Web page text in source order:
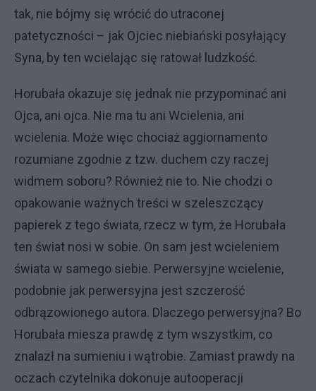
tak, nie bójmy się wrócić do utraconej
patetyczności – jak Ojciec niebiański posyłający
Syna, by ten wcielając się ratował ludzkość.
Horubała okazuje się jednak nie przypominać ani
Ojca, ani ojca. Nie ma tu ani Wcielenia, ani
wcielenia. Może więc chociaż aggiornamento
rozumiane zgodnie z tzw. duchem czy raczej
widmem soboru? Również nie to. Nie chodzi o
opakowanie ważnych treści w szeleszczący
papierek z tego świata, rzecz w tym, że Horubała
ten świat nosi w sobie. On sam jest wcieleniem
świata w samego siebie. Perwersyjne wcielenie,
podobnie jak perwersyjna jest szczerość
odbrązowionego autora. Dlaczego perwersyjna? Bo
Horubała miesza prawdę z tym wszystkim, co
znalazł na sumieniu i wątrobie. Zamiast prawdy na
oczach czytelnika dokonuje autooperacji